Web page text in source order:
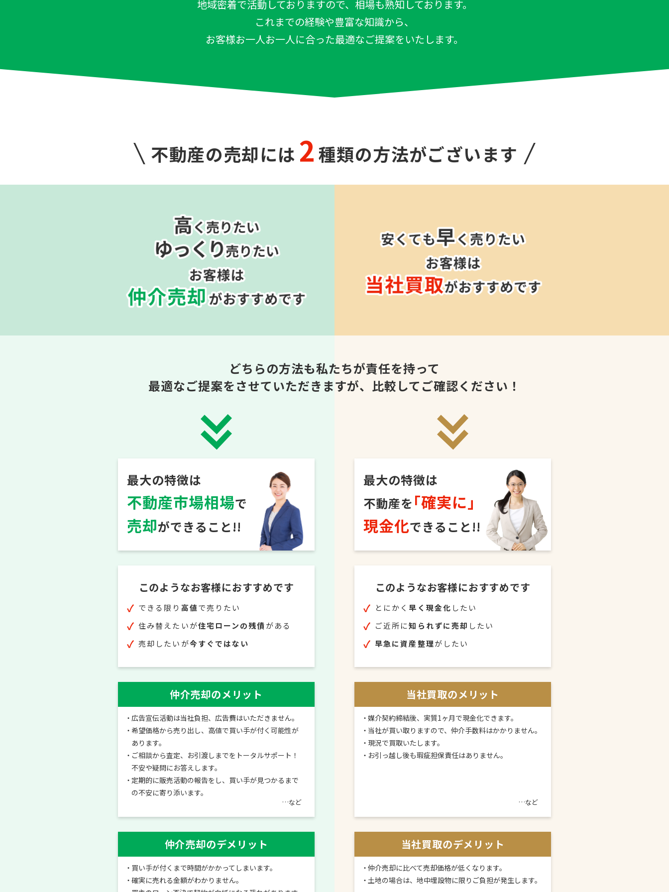
地域密着で活動しておりますので、相場も熟知しております。
これまでの経験や豊富な知識から、
お客様お一人お一人に合った最適なご提案をいたします。
不動産の売却には 2種類の方法がございます
どちらの方法も私たちが責任を持って
最適なご提案をさせていただきますが、比較してご確認ください！
最大の特徴は
不動産市場相場で
売却ができること!!
このようなお客様におすすめです
できる限り 高値で売りたい
住み替えたいが住宅ローンの残債がある
売却したいが今すぐではない
最大の特徴は
不動産を ｢確実に｣
現金化できること!!
このようなお客様におすすめです
とにかく 早く現金化 したい
ご近所に知られずに売却 したい
早急に資産整理がしたい
仲介売却のメリット
広告宣伝活動は当社負担、広告費はいただきません。
希望価格から売り出し、高値で買い手が付く可能性が
あります。
ご相談から査定、お引渡しまでをトータルサポート！
不安や疑問にお答えします。
定期的に販売活動の報告をし、買い手が見つかるまで
の不安に寄り添います。
…など
当社買取のメリット
媒介契約締結後、実質1ヶ月で現金化できます。
当社が買い取りますので、仲介手数料はかかりません。
現況で買取いたします。
お引っ越し後も瑕疵担保責任はありません。
…など
仲介売却のデメリット
買い手が付くまで時間がかかってしまいます。
確実に売れる金額がわかりません。
当社買取のデメリット
仲介売却に比べて売却価格が低くなります。
土地の場合は、地中埋設物に限りご負担が発生します。